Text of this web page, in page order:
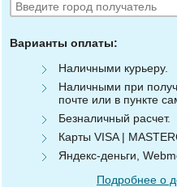
Варианты оплаты:
Наличными курьеру.
Наличными при
почте или в пункте
Безналичный расчет.
Карты VISA |
Яндекс-деньги,
Подробнее о